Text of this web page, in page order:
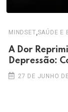
MINDSET,SAÚDE E
A Dor
Depressão:
27 DE JUNHO